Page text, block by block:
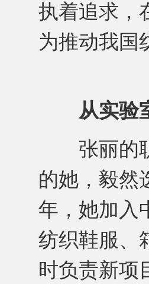
执着追求，
为推动我国
从实验
张丽的职
的她，毅然
年，她加入
纺织鞋服、
时负责新项